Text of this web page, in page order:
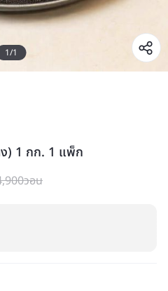
1/1
) 1 กก. 1 แพ็ก
วอน